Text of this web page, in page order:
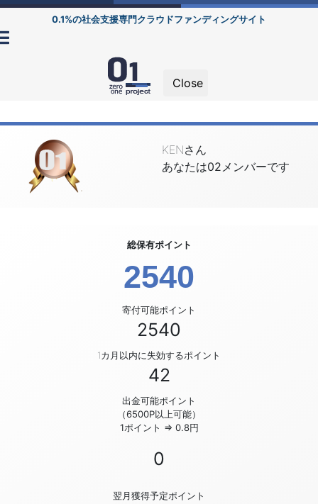
0.1%の社会支援専門クラウドファンディングサイト
Close
KENさん
あなたは02メンバーです
総保有ポイント
2540
寄付可能ポイント
2540
1カ月以内に失効するポイント
42
出金可能ポイント
（6500P以上可能）
1ポイント ⇒ 0.8円
0
翌月獲得予定ポイント